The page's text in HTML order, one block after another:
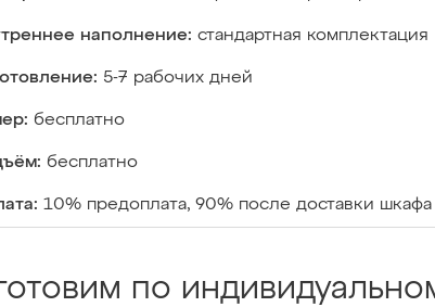
наполнение: стандартная комплектация
5-7 рабочих дней
бесплатно
бесплатно
10% предоплата, 90% после доставки шкафа
по